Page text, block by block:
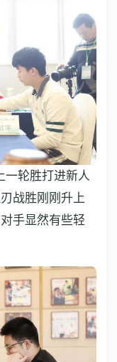
一轮胜打进新人
战胜刚刚升上
手显然有些轻